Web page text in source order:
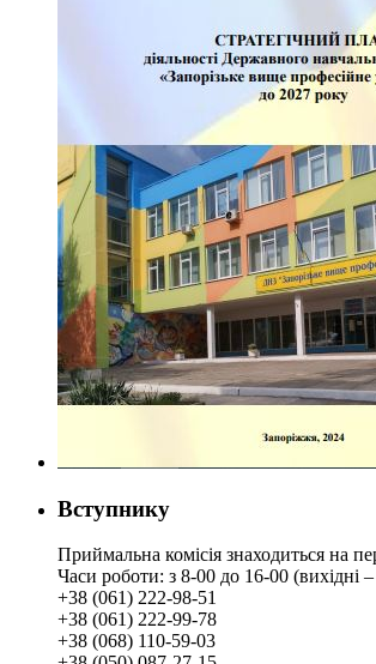
Вступнику
Приймальна комісія знаходиться на
Часи роботи: з 8-00 до 16-00 (вихідні
+38 (061) 222-98-51
+38 (061) 222-99-78
+38 (068) 110-59-03